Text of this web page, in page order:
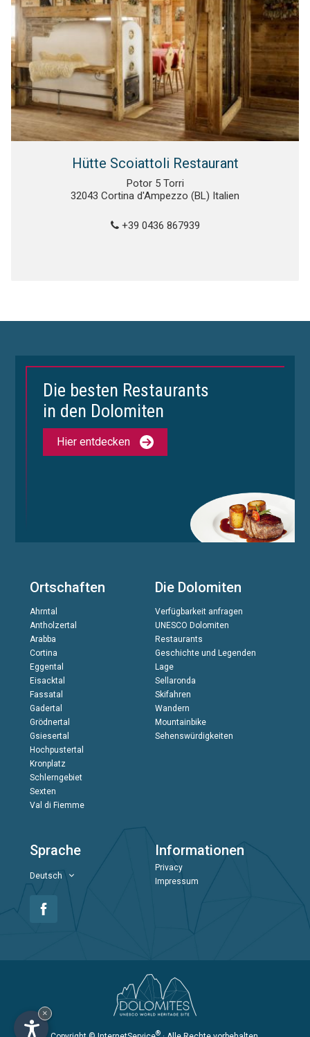
Hütte Scoiattoli Restaurant
Potor 5 Torri
32043 Cortina d'Ampezzo (BL) Italien
+39 0436 867939
Die besten Restaurants
in den Dolomiten
Hier entdecken
Ortschaften
Ahrntal
Antholzertal
Arabba
Cortina
Eggental
Eisacktal
Fassatal
Gadertal
Grödnertal
Gsiesertal
Hochpustertal
Kronplatz
Schlerngebiet
Sexten
Val di Fiemme
Die Dolomiten
Verfügbarkeit anfragen
UNESCO Dolomiten
Restaurants
Geschichte und Legenden
Lage
Sellaronda
Skifahren
Wandern
Mountainbike
Sehenswürdigkeiten
Sprache
Deutsch
Informationen
Privacy
Impressum
®
×